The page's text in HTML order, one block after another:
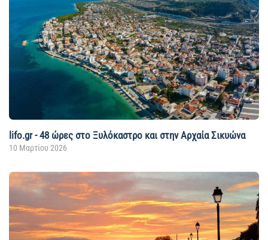
lifo.gr - 48 ώρες στο Ξυλόκαστρο και στην Αρχαία Σικυώνα
10 Μαρτίου 2026